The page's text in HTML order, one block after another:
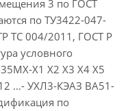
3 по ГОСТ
по ТУ3422-047-
ТС 004/2011, ГОСТ Р
условного
Х1 Х2 Х3 Х4 Х5
…- УХЛ3-КЭАЗ ВА51-
по